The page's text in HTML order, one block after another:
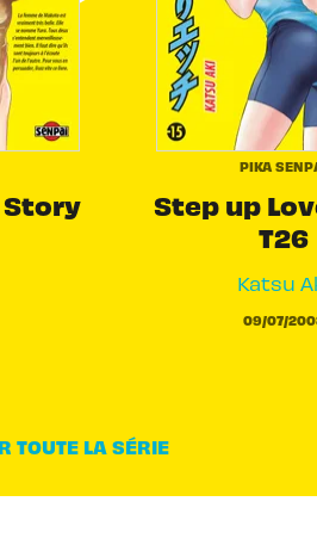
Story
PIKA
Step up
T26
Katsu
09/07/
TOUTE LA SÉRIE